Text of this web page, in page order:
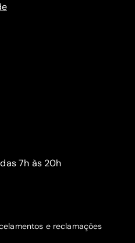
7h às 20h
e reclamações